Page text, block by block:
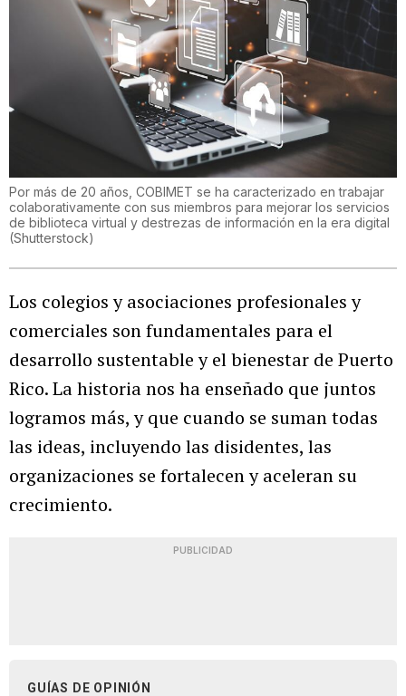
Por más de 20 años, COBIMET se ha caracterizado en trabajar
colaborativamente con sus miembros para mejorar los servicios
de biblioteca virtual y destrezas de información en la era digital
(Shutterstock)
Los colegios y asociaciones profesionales y
comerciales son fundamentales para el
desarrollo sustentable y el bienestar de Puerto
Rico. La historia nos ha enseñado que juntos
logramos más, y que cuando se suman todas
las ideas, incluyendo las disidentes, las
organizaciones se fortalecen y aceleran su
crecimiento.
PUBLICIDAD
GUÍAS DE OPINIÓN